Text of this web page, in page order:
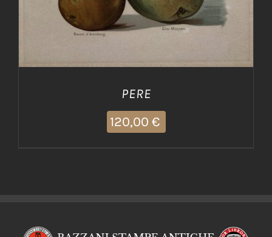
PERE
120,00 €